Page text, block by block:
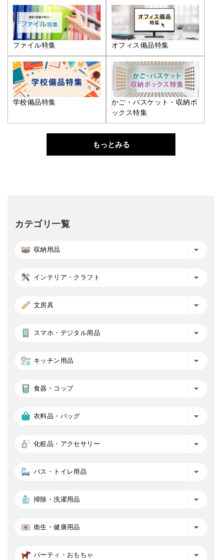
ファイル特集 オフィス備品特集
学校備品特集
かご・バスケット・収納ボ
ックス特集
もっとみる
カテゴリ一覧
収納用品
インテリア・クラフト
文房具
スマホ・デジタル用品
キッチン用品
食器・コップ
衣料品・バッグ
化粧品・アクセサリー
バス・トイレ用品
掃除・洗濯用品
衛生・健康用品
パーティ・おもちゃ